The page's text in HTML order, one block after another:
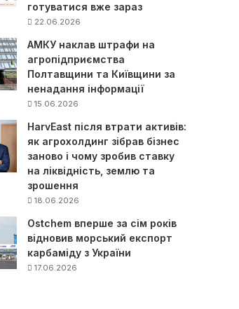
готуватися вже зараз
22.06.2026
АМКУ наклав штрафи на
агропідприємства
Полтавщини та Київщини за
ненадання інформації
15.06.2026
HarvEast після втрати активів:
як агрохолдинг зібрав бізнес
заново і чому зробив ставку
на ліквідність, землю та
зрошення
18.06.2026
Ostchem вперше за сім років
відновив морський експорт
карбаміду з України
17.06.2026